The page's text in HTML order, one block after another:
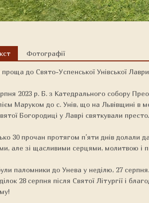
Фотографії
до Свято-Успенської Унівської
2023 р. Б. з Катедрального собору
Маруком до с. Унів, що на Львівщині в
Богородиці у Лаврі святкували
30 прочан протягом п'яти днів долали
але зі щасливими серцями, молитвою і
паломники до Унева у неділю, 27
28 серпня після Святої Літургії і